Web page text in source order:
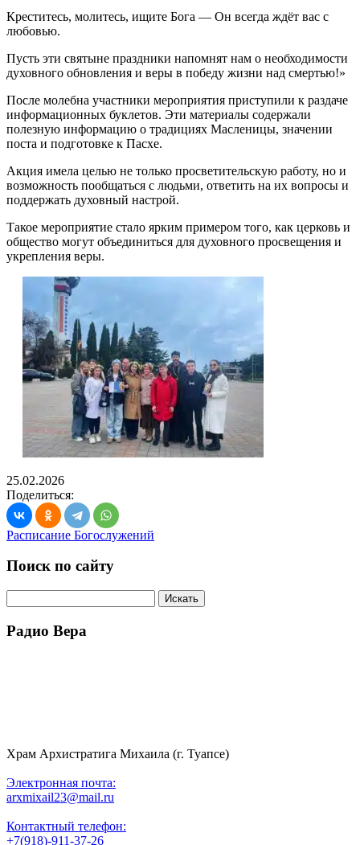
Креститесь, молитесь, ищите Бога — Он всегда ждёт вас с
любовью.
Пусть эти святыне праздники напомнят нам о необходимости
духовного обновления и веры в победу жизни над смертью!»
После молебна участники мероприятия приступили к раздаче
информационных буклетов. Эти материалы содержали
полезную информацию о традициях Масленицы, значении
поста и подготовке к Пасхе.
Акция имела целью не только просветительскую работу, но и
возможность пообщаться с людьми, ответить на их вопросы и
поддержать духовный настрой.
Такое мероприятие стало ярким примером того, как церковь и
общество могут объединиться для духовного просвещения и
укрепления веры.
25.02.2026
Поделиться:
Расписание Богослужений
Поиск по сайту
Радио Вера
Храм Архистратига Михаила (г. Туапсе)
Электронная почта:
arxmixail23@mail.ru
Контактный телефон:
+7(918)-911-37-26